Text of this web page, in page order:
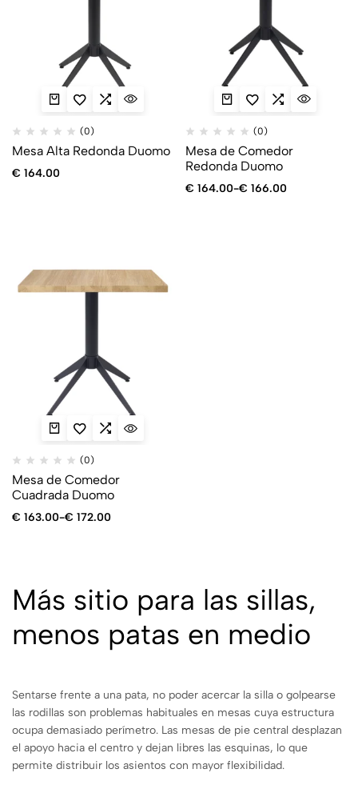
(0)
Mesa Alta Redonda Duomo
€ 164.00
(0)
Mesa de Comedor
Redonda Duomo
€ 164.00-€ 166.00
(0)
Mesa de Comedor
Cuadrada Duomo
€ 163.00-€ 172.00
Más sitio para las sillas,
menos patas en medio
Sentarse frente a una pata, no poder acercar la silla o golpearse
las rodillas son problemas habituales en mesas cuya estructura
ocupa demasiado perímetro. Las mesas de pie central desplazan
el apoyo hacia el centro y dejan libres las esquinas, lo que
permite distribuir los asientos con mayor flexibilidad.